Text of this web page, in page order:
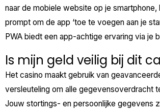
naar de mobiele website op je smartphone,
prompt om de app ‘toe te voegen aan je
PWA biedt een app-achtige ervaring via je
Is mijn geld veilig bij dit
Het casino maakt gebruik van
versleuteling om alle gegevensoverdracht
Jouw stortings- en persoonlijke gegevens